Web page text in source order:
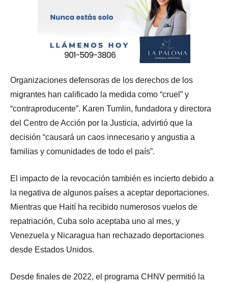
Organizaciones defensoras de los derechos de los
migrantes han calificado la medida como “cruel” y
“contraproducente”. Karen Tumlin, fundadora y directora
del Centro de Acción por la Justicia, advirtió que la
decisión “causará un caos innecesario y angustia a
familias y comunidades de todo el país”.
El impacto de la revocación también es incierto debido a
la negativa de algunos países a aceptar deportaciones.
Mientras que Haití ha recibido numerosos vuelos de
repatriación, Cuba solo aceptaba uno al mes, y
Venezuela y Nicaragua han rechazado deportaciones
desde Estados Unidos.
Desde finales de 2022, el programa CHNV permitió la